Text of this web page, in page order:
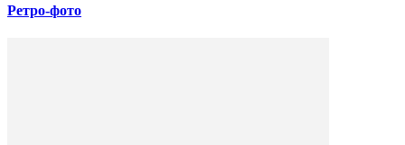
Ретро-фото